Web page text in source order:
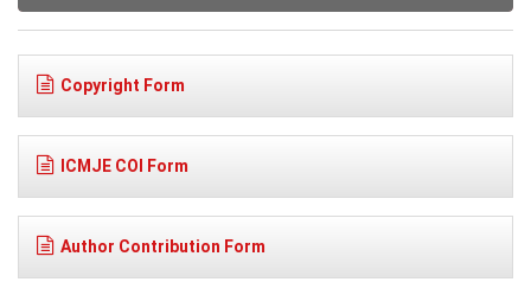
Copyright Form
ICMJE COI Form
Author Contribution Form